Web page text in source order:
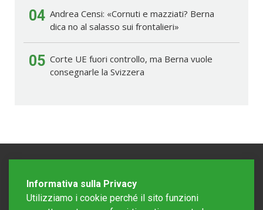
04 Andrea Censi: «Cornuti e mazziati? Berna
dica no al salasso sui frontalieri»
05 Corte UE fuori controllo, ma Berna vuole
consegnarle la Svizzera
Informativa sulla Privacy
Utilizziamo i cookie perché il sito funzioni